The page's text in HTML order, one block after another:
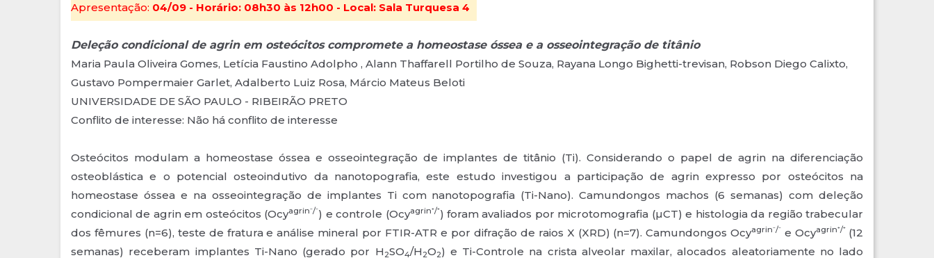
Apresentação: 04/09 - Horário: 08h30 às 12h00 - Local: Sala Turquesa 4
Deleção condicional de agrin em osteócitos compromete a homeostase óssea e a osseointegração de titânio
Maria Paula Oliveira Gomes, Letícia Faustino Adolpho , Alann Thaffarell Portilho de Souza, Rayana Longo Bighetti-trevisan, Robson Diego Calixto,
Gustavo Pompermaier Garlet, Adalberto Luiz Rosa, Márcio Mateus Beloti
UNIVERSIDADE DE SÃO PAULO - RIBEIRÃO PRETO
Conflito de interesse: Não há conflito de interesse
Osteócitos modulam a homeostase óssea e osseointegração de implantes de titânio (Ti). Considerando o papel de agrin na diferenciação
osteoblástica e o potencial osteoindutivo da nanotopografia, este estudo investigou a participação de agrin expresso por osteócitos na
homeostase óssea e na osseointegração de implantes Ti com nanotopografia (Ti-Nano). Camundongos machos (6 semanas) com deleção
condicional de agrin em osteócitos (Ocyagrin⁻/⁻) e controle (Ocyagrin⁺/⁺) foram avaliados por microtomografia (µCT) e histologia da região trabecular
dos fêmures (n=6), teste de fratura e análise mineral por FTIR-ATR e por difração de raios X (XRD) (n=7). Camundongos Ocyagrin⁻/⁻ e Ocyagrin⁺/⁺ (12
semanas) receberam implantes Ti-Nano (gerado por H 2SO4/H 2O2) e Ti-Controle na crista alveolar maxilar, alocados aleatoriamente no lado